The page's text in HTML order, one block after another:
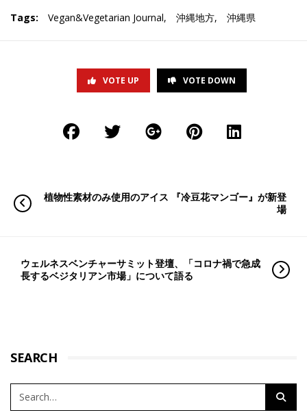
Tags: Vegan&Vegetarian Journal, 沖縄地方, 沖縄県
VOTE UP VOTE DOWN
植物性素材のみ使用のアイス 『冷豆花マンゴー』が新登
場
ウェルネスベンチャーサミット登壇、「コロナ禍で急成
長するベジタリアン市場」について語る
SEARCH